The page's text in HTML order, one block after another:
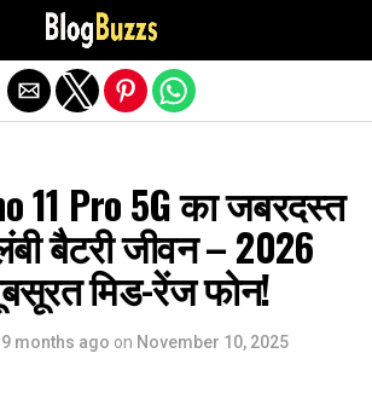
11 Pro 5G का जबरदस्त
बैटरी जीवन – 2026
मिड-रेंज फोन!
9 months ago on November 10, 2025
Exit mobile version